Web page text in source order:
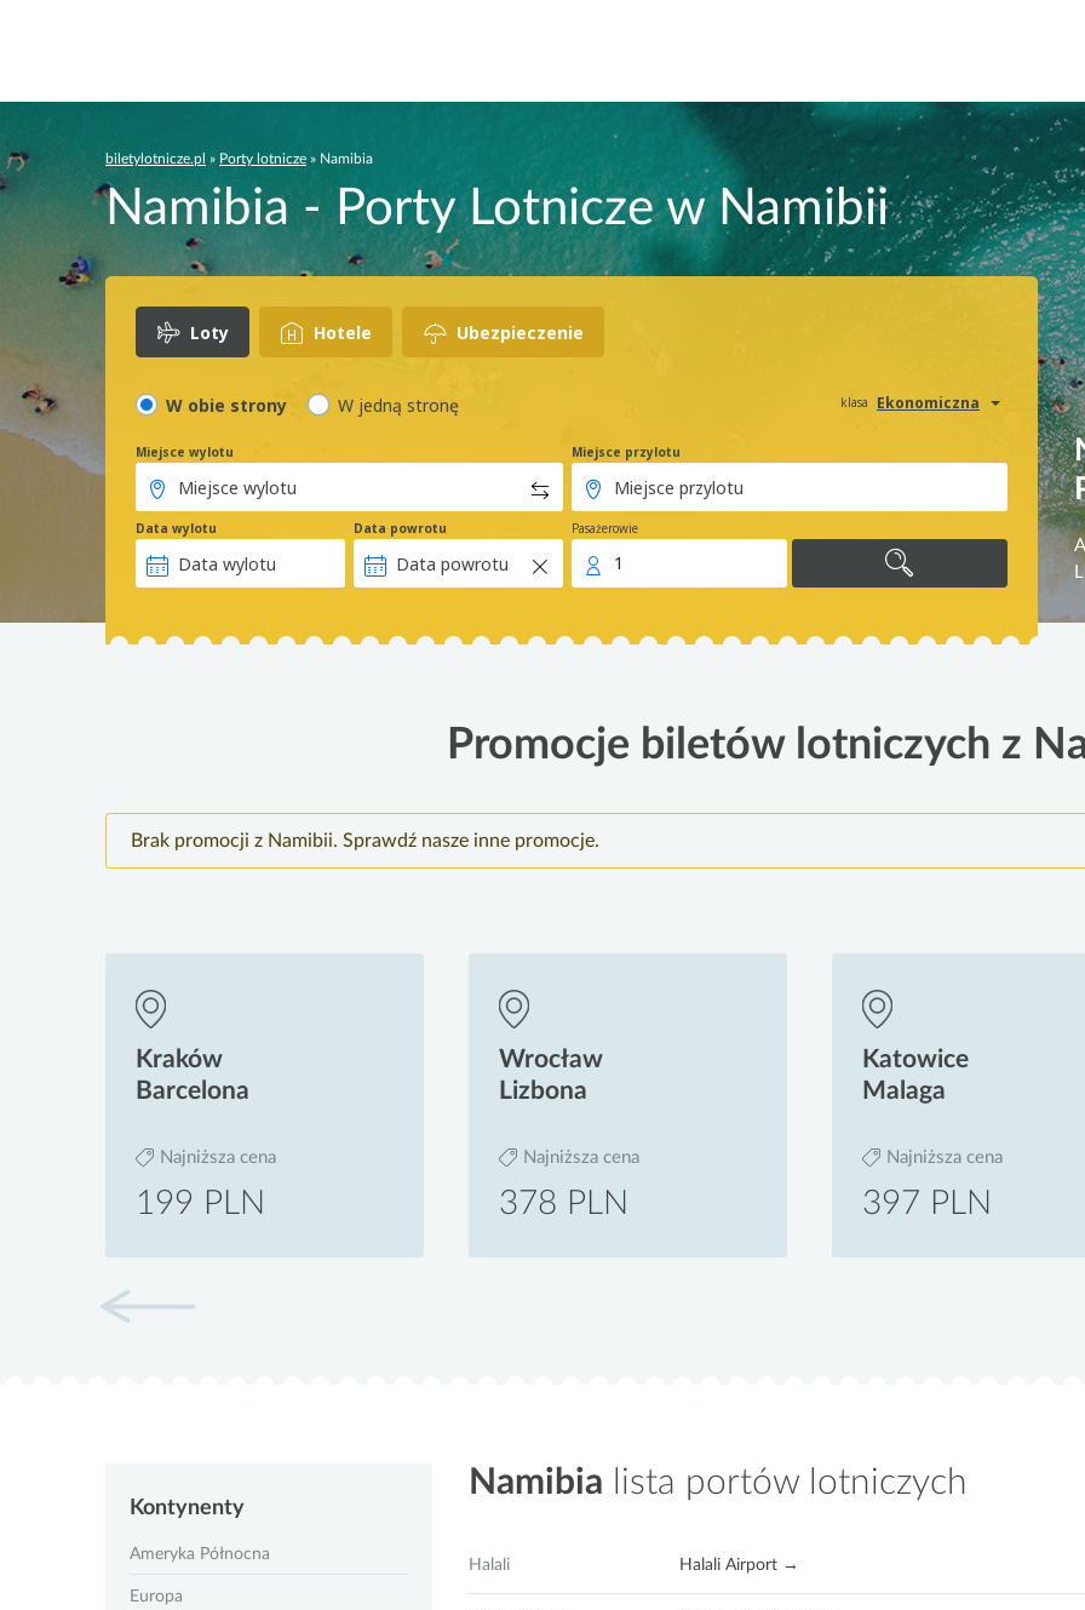
biletylotnicze.pl » Porty lotnicze » Namibia
Namibia - Porty Lotnicze w Namibii
Loty Hotele Ubezpieczenie
klasa Ekonomiczna
W obie strony W jedną stronę
Miejsce wylotu Miejsce przylotu
Data wylotu Data powrotu Pasażerowie
1
Promocje biletów lotniczych z
Brak promocji z Namibii. Sprawdź nasze inne promocje.
Kraków
Barcelona
Najniższa cena
199 PLN
Wrocław
Lizbona
Najniższa cena
378 PLN
Katowice
Malaga
Najniższa cena
397 PLN
Kontynenty
Ameryka Północna
Europa
Namibia lista portów lotniczych
Halali Halali Airport →